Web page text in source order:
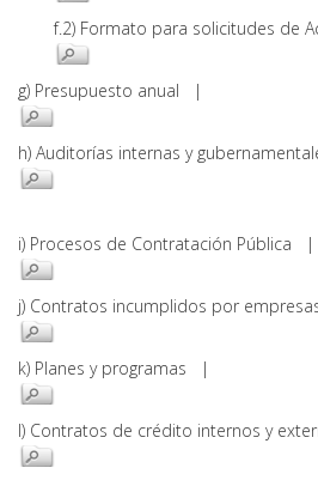
f.2) Formato para solicitudes
g) Presupuesto anual |
h) Auditorías internas y
i) Procesos de Contratación Pública |
j) Contratos incumplidos por
k) Planes y programas |
l) Contratos de crédito internos y